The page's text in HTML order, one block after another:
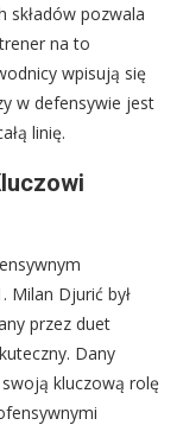
składów pozwala
na to
wpisują się
w defensywie jest
linię.
Milan Djurić był
przez duet
Dany
kluczową rolę